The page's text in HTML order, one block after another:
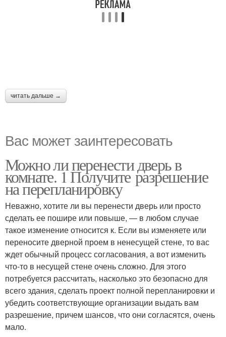
читать дальше →
Вас может заинтересовать
Можно ли перенести дверь в
комнате. 1 Получите разрешение
на перепланировку
Неважно, хотите ли вы перенести дверь или просто
сделать ее пошире или повыше, — в любом случае
такое изменение относится к. Если вы изменяете или
переносите дверной проем в ненесущей стене, то вас
ждет обычный процесс согласования, а вот изменить
что-то в несущей стене очень сложно. Для этого
потребуется рассчитать, насколько это безопасно для
всего здания, сделать проект полной перепланировки и
убедить соответствующие организации выдать вам
разрешение, причем шансов, что они согласятся, очень
мало.